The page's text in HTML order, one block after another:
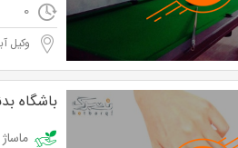
0
وکیل
باشگاه